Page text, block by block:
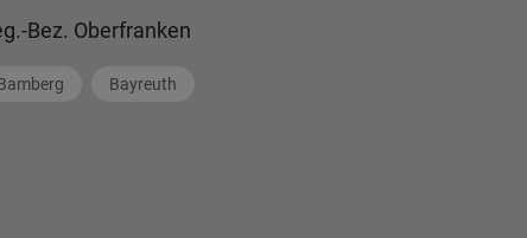
Bez. Oberfranken
Bayreuth